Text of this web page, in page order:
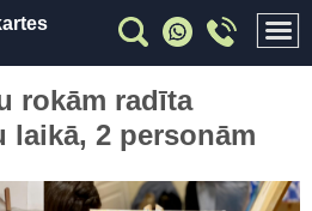
rokām radīta
laikā, 2 personām